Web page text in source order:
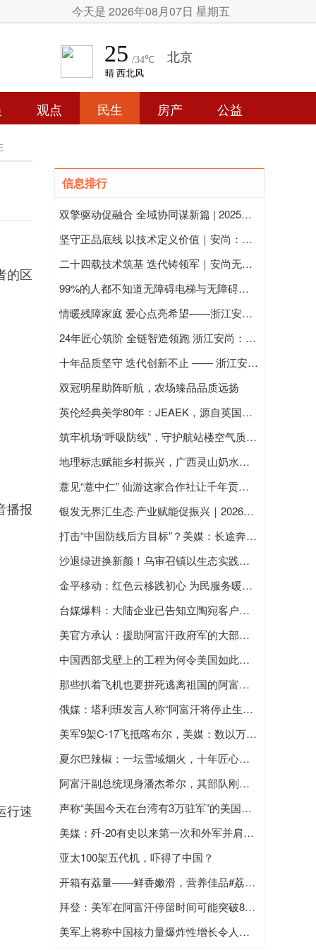
今天是 2026年08月07日 星期五
观点 民生 房产 公益
的区
播报
行速
信息排行
双擎驱动促融合 全域协同谋新篇 | 2025年成都网络综合治理之金牛篇
坚守正品底线 以技术定义价值｜安尚：拒绝抄袭假货，好品质自有其价
二十四载技术筑基 迭代铸领军｜安尚无障碍升降平台技术发展纪元正式发布
99%的人都不知道无障碍电梯与无障碍升降平台的区别是什么？
情暖残障家庭 爱心点亮希望——浙江安尚智能科技公益帮扶上海残障家庭，安装无障碍垂直升降梯
24年匠心筑阶 全链智造领跑 浙江安尚：以中国方案定义全球无障碍出行新标准
十年品质坚守 迭代创新不止 —— 浙江安尚为农业农村部十年升降梯开展售后调试
双冠明星助阵昕航，农场臻品品质远扬
英伦经典美学80年：JEAEK，源自英国的高档儿童家具品牌
筑牢机场“呼吸防线”，守护航站楼空气质量安全
地理标志赋能乡村振兴，广西灵山奶水牛亮相齐鲁大地
薏见“薏中仁” 仙游这家合作社让千年贡米焕发新生
银发无界汇生态·产业赋能促振兴｜2026东北亚国际银发经济博览会，6月26-29日沈阳国际展览中心重磅启幕
打击“中国防线后方目标”？美媒：长途奔袭的F-35C没啥自卫能力
沙退绿进换新颜！乌审召镇以生态实践擦亮“牧区大寨”绿色名片
金平移动：红色云移践初心 为民服务暖人心
台媒爆料：大陆企业已告知立陶宛客户，将中断直达立陶宛的铁路货运
美官方承认：援助阿富汗政府军的大部分武器被塔利班缴获，不指望归还
中国西部戈壁上的工程为何令美国如此不安？
那些扒着飞机也要拼死逃离祖国的阿富汗人是什么人？塔利班承诺“不搞清算”做得到吗？
俄媒：塔利班发言人称“阿富汗将停止生产毒品”
美军9架C-17飞抵喀布尔，美媒：数以万计需撤离人员大部分不在机场
夏尔巴辣椒：一坛雪域烟火，十年匠心传承
阿富汗副总统现身潘杰希尔，其部队刚刚从塔利班手中夺回一城
声称“美国今天在台湾有3万驻军”的美国参议员科尼，悄悄删了推文……
美媒：歼-20有史以来第一次和外军并肩作战
亚太100架五代机，吓得了中国？
开箱有荔量——鲜香嫩滑，营养佳品#荔枝红松茸菇，每一口都是自然的馈赠
拜登：美军在阿富汗停留时间可能突破8月31日截止日期
美军上将称中国核力量爆炸性增长令人窒息